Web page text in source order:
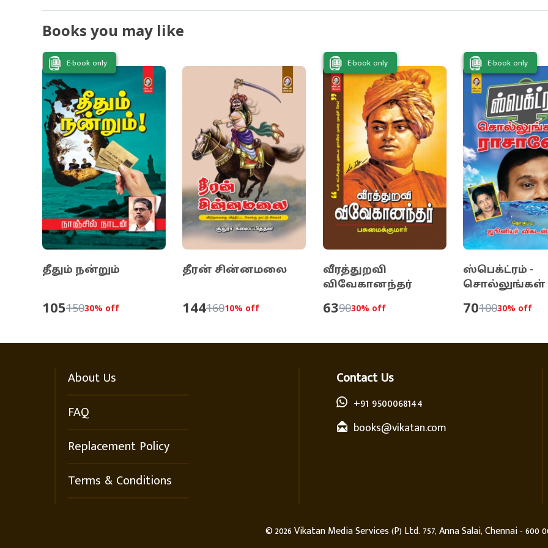
Books you may like
E-book only
தீதும் நன்றும்
10515030% off
தீரன் சின்னமலை
14416010% off
E-book only
வீரத்துறவி
விவேகானந்தர்
639030% off
E-book only
ஸ்பெக்ட்ரம் -
சொல்லுங்கள்
7010030% off
About Us
FAQ
Replacement Policy
Terms & Conditions
Contact Us
+91 9500068144
books@vikatan.com
©2026Vikatan Media Services (P) Ltd. 757, Anna Salai, Chennai - 600